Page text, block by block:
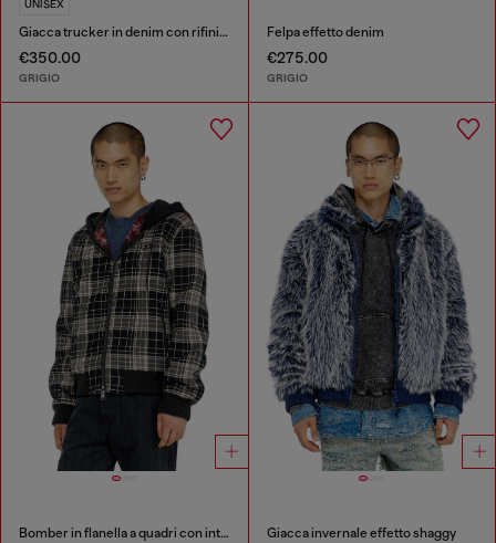
UNISEX
Giacca trucker in denim con rifiniture in pelle tono su tono
€350.00
GRIGIO
Felpa effetto denim
€275.00
GRIGIO
Bomber in flanella a quadri con interno in teddy Giacca invernale effetto shaggy